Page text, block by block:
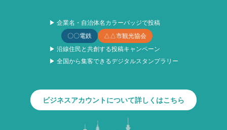
▶ 企業名・自治体名カラーバッジで投稿
〇〇電鉄
△△市観光協会
▶ 沿線住民と共創する投稿キャンペーン
▶ 全国から集客できるデジタルスタンプラリー
ビジネスアカウントについて詳しくはこちら